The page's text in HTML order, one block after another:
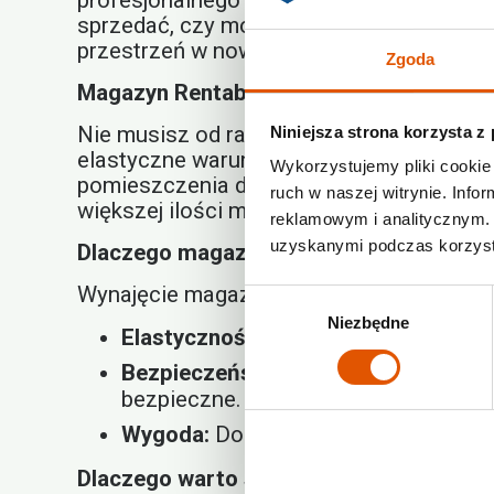
Zgoda
Niniejsza strona korzysta z
Wykorzystujemy pliki
ruch w naszej witrynie.
reklamowym i
uzyskanymi podczas
Wybór
Niezbędne
sprzedać, czy może zatrzymać na
przestrzeń w nowym mieszkaniu.
Magazyn Rentabox24 na nadmiar
Nie musisz od razu pozbywać się
elastyczne warunki najmu. Możesz
pomieszczenia do ilości rzeczy, które
większej ilości mebli czy sprzętu AGD, z
Dlaczego magazynowanie nadmiaru
Wynajęcie magazynu na nadmiar rzeczy
Elastyczność:
Czas najmu i
Bezpieczeństwo:
Magazyny
bezpieczne.
Wygoda: Dostęp do magazynu jest
Dlaczego warto skorzystać z magazynu